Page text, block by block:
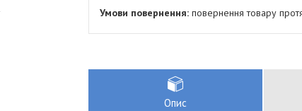
повернення товару
Опис